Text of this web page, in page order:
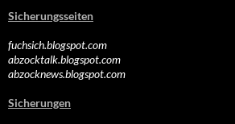
Sicherungsseiten
fuchsich.blogspot.com
abzocktalk.blogspot.com
abzocknews.blogspot.com
Sicherungen